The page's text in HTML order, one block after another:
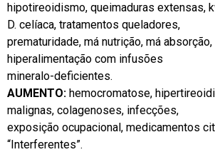
hipotireoidismo, queimaduras extensas,
D. celíaca, tratamentos queladores,
prematuridade, má nutrição, má
hiperalimentação com infusões
mineralo-deficientes.
AUMENTO: hemocromatose,
malignas, colagenoses, infecções,
exposição ocupacional, medicamentos
“Interferentes”.